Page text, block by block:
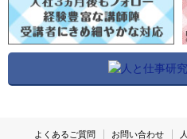
よくあるご質問 お問い合わせ